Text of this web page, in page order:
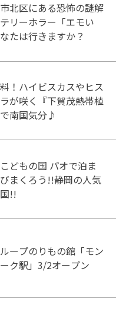
北区にある恐怖の謎解
リーホラー「エモい
たは行きますか？
！ハイビスカスやヒス
が咲く『下賀茂熱帯植
南国気分♪
どもの国 パオで泊ま
まくろう!!静岡の人気
!!
ープのりもの館「モン
ク駅」3/2オープン